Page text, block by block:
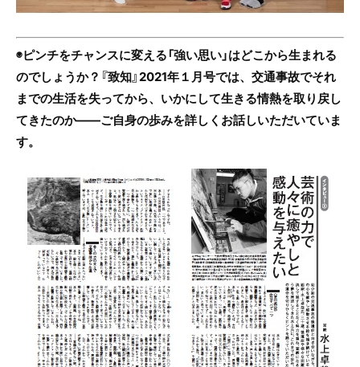
◉ピンチをチャンスに変える「強い思い」はどこから生まれる
のでしょうか？『致知』2021年１月号では、交通事故でそれ
までの生活を失ってから、いかにして生きる情熱を取り戻し
てきたのか――ご自身の歩みを詳しくお話しいただいていま
す。